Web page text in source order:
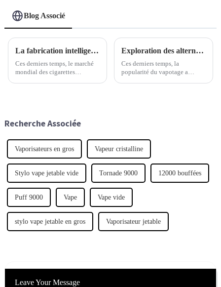
Blog Associé
La fabrication intelligente chinoise domine le marché mondial des meilleures cigarettes électroniques avec une assurance qualité.
Ces derniers temps, le marché
mondial des cigarettes
traditionnelles.
Exploration des alternatives de vapotage en gros : analyse comparative des options populaires et des tendances du marché
Ces derniers temps, la
popularité du vapotage a
Recherche Associée
Vaporisateurs en gros Vapeur cristalline
Stylo vape jetable vide Tornade 9000 12000 bouffées
Puff 9000 Vape Vape vide
stylo vape jetable en gros Vaporisateur jetable
Leave Your Message